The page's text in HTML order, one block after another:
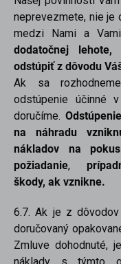
neprevezmete, nie je
medzi Nami a
dodatočnej
odstúpiť z dôvodu
Ak sa
odstúpenie účinné
doručíme.
na náhradu
nákladov na
požiadanie,
škody, ak vznikne.
6.7. Ak je z
doručovaný
Zmluve dohodnuté,